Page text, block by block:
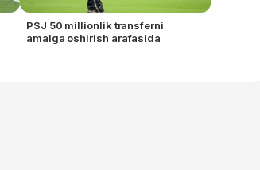
PSJ 50 millionlik transferni
amalga oshirish arafasida